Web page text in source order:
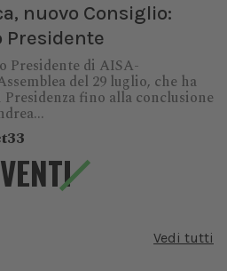
nuovo Consiglio:
Presidente
Presidente di AISA-
del 29 luglio, che ha
fino alla conclusione
Vedi tutti